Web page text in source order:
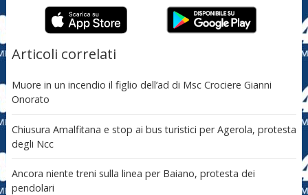
Articoli correlati
Muore in un incendio il figlio dell’ad di Msc Crociere Gianni
Onorato
Chiusura Amalfitana e stop ai bus turistici per Agerola, protesta
degli Ncc
Ancora niente treni sulla linea per Baiano, protesta dei
pendolari